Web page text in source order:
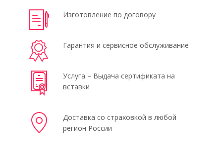
Изготовление по договору
Гарантия и сервисное обслуживание
Услуга – Выдача сертификата на
вставки
Доставка со страховкой в любой
регион России